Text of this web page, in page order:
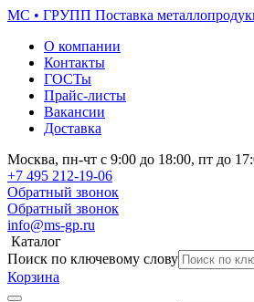
МС • ГРУПП Поставка
О компании
Контакты
ГОСТы
Прайс-листы
Вакансии
Доставка
Москва, пн-чт с 9:00 до 18:00, пт до
+7 495 212-19-06
Обратный звонок
Обратный звонок
info@ms-gp.ru
Каталог
Поиск по ключевому слову
Корзина